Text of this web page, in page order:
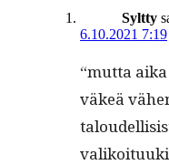
Syltty
6.10.2021 7:19
“mut­ta
väkeä